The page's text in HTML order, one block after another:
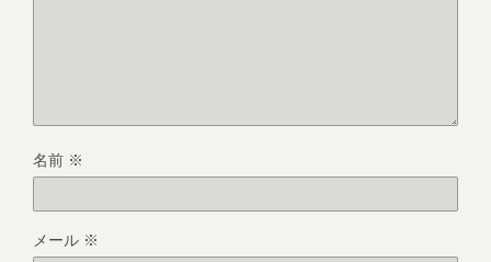
名前 ※
メール ※